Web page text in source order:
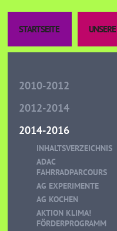
STARTSEITE
2010-2012
2012-2014
2014-2016
INHALTSVERZEICHNIS
ADAC
FAHRRADPARCOURS
AG EXPERIMENTE
AG KOCHEN
AKTION KLIMA!
FÖRDERPROGRAMM